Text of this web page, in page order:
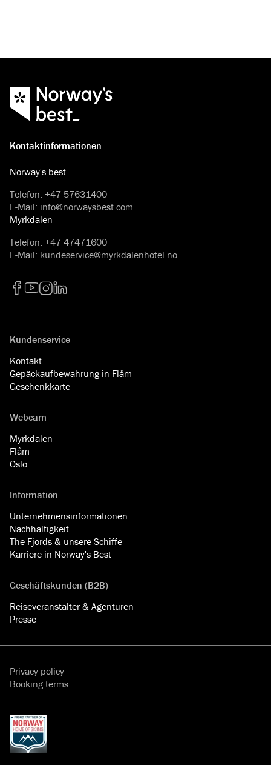
Kontaktinformationen
Norway's best
Telefon: +47 57631400
E-Mail: info@norwaysbest.com
Myrkdalen
Telefon: +47 47471600
E-Mail: kundeservice@myrkdalenhotel.no
Kundenservice
Kontakt
Gepäckaufbewahrung in Flåm
Geschenkkarte
Webcam
Myrkdalen
Flåm
Oslo
Information
Unternehmensinformationen
Nachhaltigkeit
The Fjords & unsere Schiffe
Karriere in Norway's Best
Geschäftskunden (B2B)
Reiseveranstalter & Agenturen
Presse
Privacy policy
Booking terms